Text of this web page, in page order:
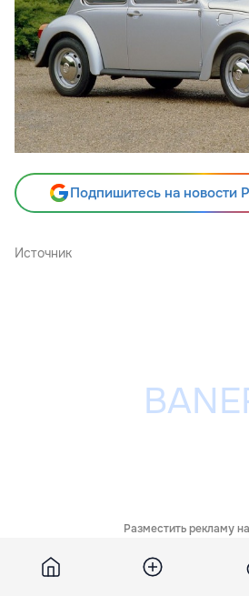
Подпишитесь на новости
Источник
Разместить рекламу